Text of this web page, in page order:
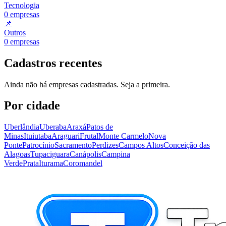
Tecnologia
0 empresas
📌
Outros
0 empresas
Cadastros recentes
Ainda não há empresas cadastradas. Seja a primeira.
Por cidade
UberlândiaUberabaAraxáPatos de
MinasItuiutabaAraguariFrutalMonte CarmeloNova
PontePatrocínioSacramentoPerdizesCampos AltosConceição das
AlagoasTupaciguaraCanápolisCampina
VerdePrataIturamaCoromandel